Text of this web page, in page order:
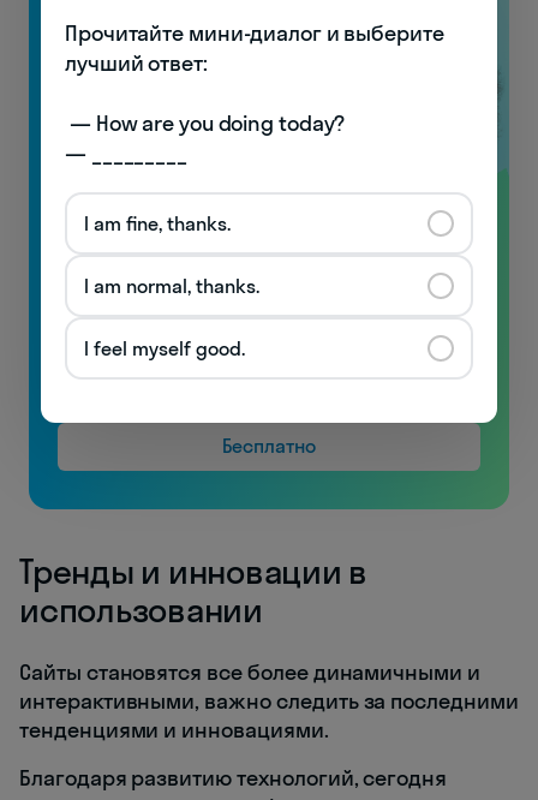
Видеоуроки
по произношению
с носителями!
Узнаете особенности английской фонетики
и начнёте понимать носителей!
Бесплатно
Тренды и инновации в
использовании
Сайты становятся все более динамичными и
интерактивными, важно следить за последними
тенденциями и инновациями.
Благодаря развитию технологий, сегодня
Прочитайте мини-диалог и выберите
лучший ответ:
— _________
I am fine, thanks.
I am normal, thanks.
I feel myself good.